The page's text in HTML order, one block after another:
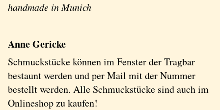
handmade in Munich
Anne Gericke
Schmuckstücke können im Fenster der Tragbar
bestaunt werden und per Mail mit der Nummer
bestellt werden. Alle Schmuckstücke sind auch im
Onlineshop zu kaufen!